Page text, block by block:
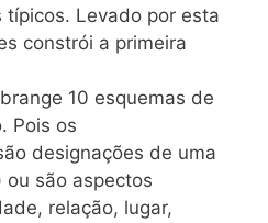
Levado por esta
constrói a primeira
10 esquemas de
Pois os
designações de uma
ou são aspectos
relação, lugar,